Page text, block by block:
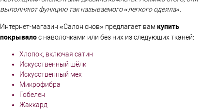
выполняют функцию так называемого «лёгкого одеяла».
Интернет-магазин «Салон снов» предлагает вамкупить
покрывалос наволочками или без них из следующих тканей:
Хлопок, включая сатин
Искусственный шёлк
Искусственный мех
Микрофибра
Гобелен
Жаккард